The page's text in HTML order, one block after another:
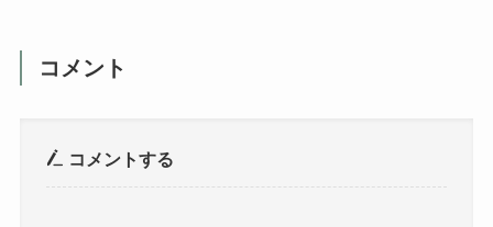
コメント
コメントする